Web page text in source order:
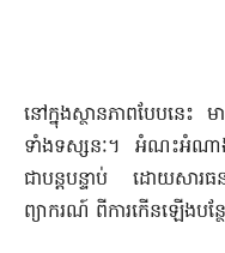
នៅក្នុងស្ថានភាពបែបនេ
ទាំងទស្សនៈ។ អំណះអំណាង
ជាបន្តបន្ទាប់ ដោយសារធ
ព្យាករណ៍ ពីការកើនឡើងបន្